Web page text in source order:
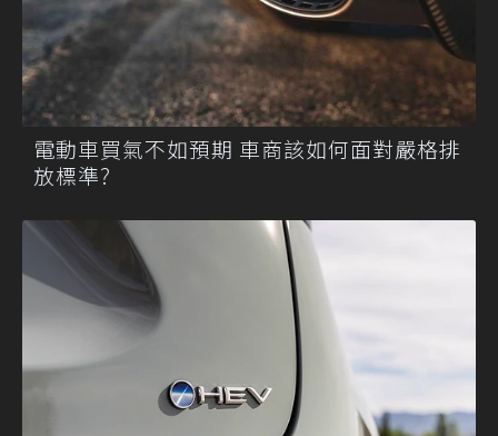
電動車買氣不如預期 車商該如何面對嚴格排
放標準?